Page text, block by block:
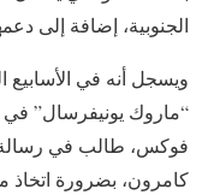
الجنوبية، إضافة إلى
ويسجل أنه في الأسابيع
“ماروك يونيفرسال” في
فوكس، طالب في رسالة
كامرون، بضرورة اتخاذ